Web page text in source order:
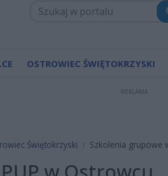
OSTROWIEC ŚWIĘTOKRZYSKI
REKLAMA
Świętokrzyski Szkolenia grupowe